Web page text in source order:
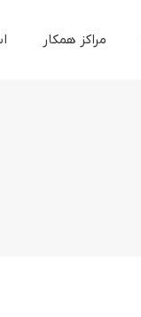
مراکز همکار